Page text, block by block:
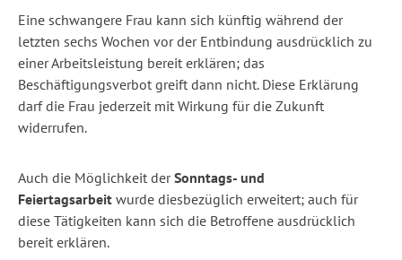
Eine schwangere Frau kann sich künftig während der
letzten sechs Wochen vor der Entbindung ausdrücklich zu
einer Arbeitsleistung bereit erklären; das
Beschäftigungsverbot greift dann nicht. Diese Erklärung
darf die Frau jederzeit mit Wirkung für die Zukunft
widerrufen.
Auch die Möglichkeit derSonntags- und
Feiertagsarbeit wurde diesbezüglich erweitert; auch für
diese Tätigkeiten kann sich die Betroffene ausdrücklich
bereit erklären.